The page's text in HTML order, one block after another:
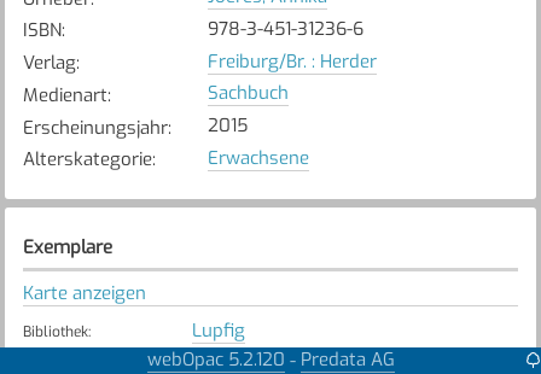
ISBN:
978-3-451-31236-6
Verlag:
Freiburg/Br. : Herder
Medienart:
Sachbuch
Erscheinungsjahr:
2015
Alterskategorie: Erwachsene
Exemplare
Karte anzeigen
Bibliothek: Lupfig
Nicht verfügbar
webOpac 5.2.120 - Predata AG